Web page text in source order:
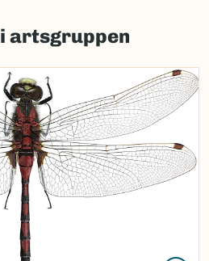
artsgruppen